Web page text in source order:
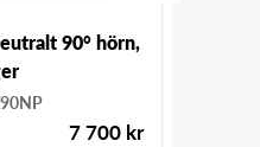
90° hörn,
7 700 kr